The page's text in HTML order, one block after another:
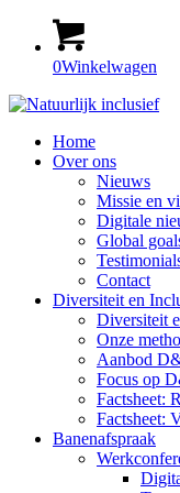
0Winkelwagen
Home
Over ons
Nieuws
Missie en
Digitale
Global
Contact
Diversiteit en
Diversiteit
Onze
Aanbod
Focus op
Factsheet:
Factsheet:
Banenafspraak